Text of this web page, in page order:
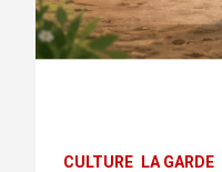
CULTURE LA GARDE